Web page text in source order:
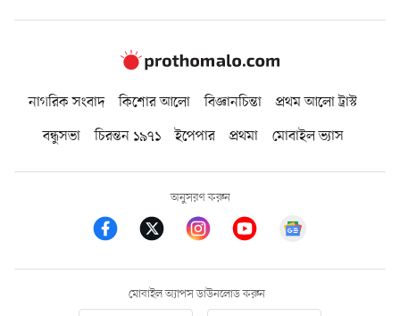
নাগরিক সংবাদ কিশোর আলো বিজ্ঞানচিন্তা
প্রথম আলো ট্রাস্ট
বন্ধুসভা
চিরন্তন ১৯৭১ ইপেপার প্রথমা মোবাইল ভ্যাস
অনুসরণ করুন
মোবাইল অ্যাপস ডাউনলোড করুন